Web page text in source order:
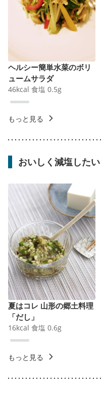
ヘルシー簡単水菜のボリ
ュームサラダ
46kcal 食塩 0.5g
もっと見る
おいしく減塩したい
夏はコレ 山形の郷土料理
「だし」
16kcal 食塩 0.6g
もっと見る